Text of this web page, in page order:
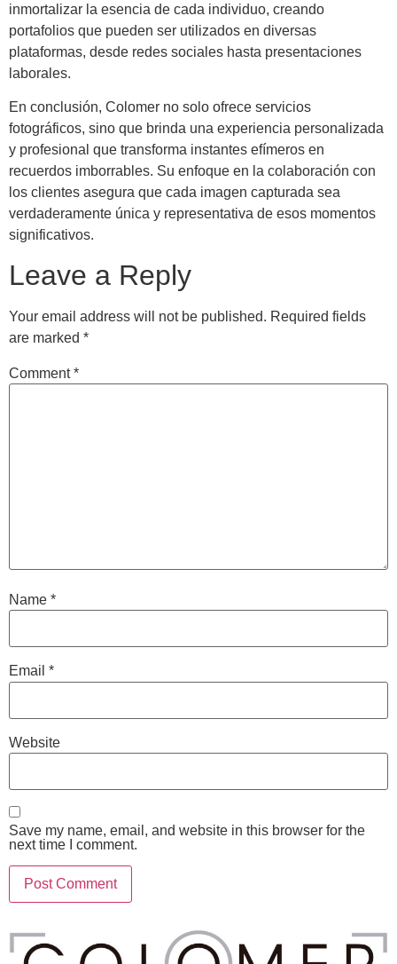
inmortalizar la esencia de cada individuo, creando
portafolios que pueden ser utilizados en diversas
plataformas, desde redes sociales hasta presentaciones
laborales.
En conclusión, Colomer no solo ofrece servicios
fotográficos, sino que brinda una experiencia personalizada
y profesional que transforma instantes efímeros en
recuerdos imborrables. Su enfoque en la colaboración con
los clientes asegura que cada imagen capturada sea
verdaderamente única y representativa de esos momentos
significativos.
Leave a Reply
Your email address will not be published. Required fields
are marked *
Comment*
Name *
Email *
Website
Save my name, email, and website in this browser for the
next time I comment.